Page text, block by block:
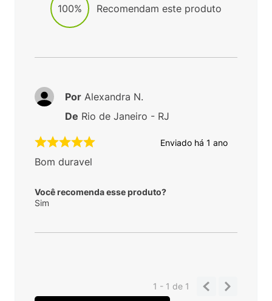
100% Recomendam este produto
Enviado há 1 ano
Bom duravel
Você recomenda esse produto?
Sim
Por Alexandra N.
De Rio de Janeiro - RJ
1 - 1de 1